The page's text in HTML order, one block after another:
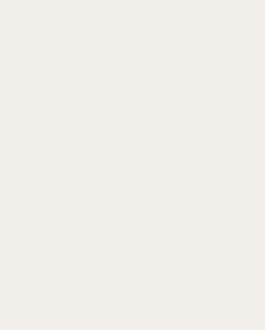
gegenüber dem Haupteingang gelegen,
Personen, die jemanden abholen oder
bringen.
befinden sich etwas weiter vom Gebäude
Shuttlebusse, die Reisende
Abflughallen bringen.
ausgewiesene Parkplätze nahe
den Zugang für Personen mit
zu erleichtern.
Parkhaus bietet zusätzlichen Schutz vor
direkt mit dem Terminalgebäude
um die Uhr geöffnet und werden
die Sicherheit der Fahrzeuge zu
der Reisenden gibt es gut
zu den Terminals führen, sowie